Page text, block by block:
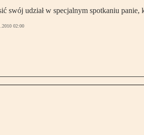
swój udział w specjalnym spotkaniu
02:00